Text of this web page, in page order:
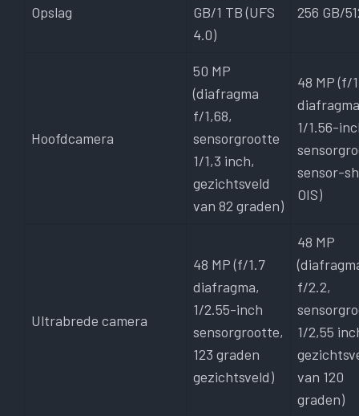
Opslag
GB/1 TB (UFS
4.0)
256 GB/
Hoofdcamera
50 MP
(diafragma
f/1,68,
sensorgrootte
1/1,3 inch,
gezichtsveld
van 82 graden)
48 MP (f/
1/1.56-
sensor-
OIS)
Ultrabrede camera
48 MP (f/1.7
diafragma,
1/2.55-inch
sensorgrootte,
123 graden
gezichtsveld)
48 MP
f/2.2,
1/2,55
van 120
graden)